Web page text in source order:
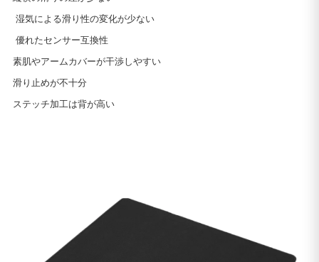
湿気による滑り性の変化が少ない
優れたセンサー互換性
素肌やアームカバーが干渉しやすい
滑り止めが不十分
ステッチ加工は背が高い